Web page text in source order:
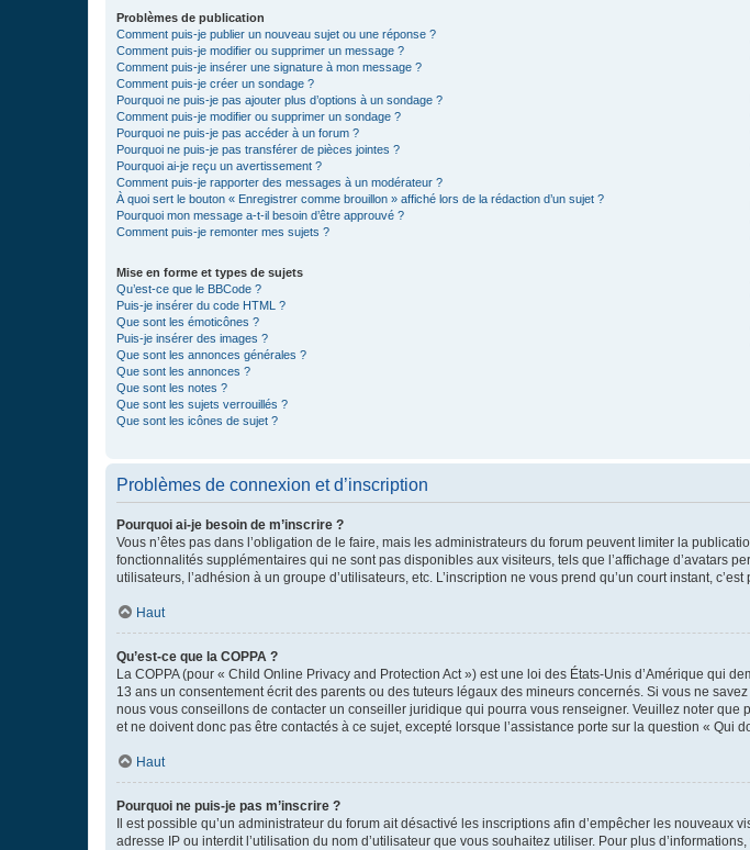
Problèmes de publication
Comment puis-je publier un nouveau sujet ou une réponse ?
Comment puis-je modifier ou supprimer un message ?
Comment puis-je insérer une signature à mon message ?
Comment puis-je créer un sondage ?
Pourquoi ne puis-je pas ajouter plus d’options à un sondage ?
Comment puis-je modifier ou supprimer un sondage ?
Pourquoi ne puis-je pas accéder à un forum ?
Pourquoi ne puis-je pas transférer de pièces jointes ?
Pourquoi ai-je reçu un avertissement ?
Comment puis-je rapporter des messages à un modérateur ?
À quoi sert le bouton « Enregistrer comme brouillon » affiché lors de la rédaction d’un sujet ?
Pourquoi mon message a-t-il besoin d’être approuvé ?
Comment puis-je remonter mes sujets ?
Mise en forme et types de sujets
Qu’est-ce que le BBCode ?
Puis-je insérer du code HTML ?
Que sont les émoticônes ?
Puis-je insérer des images ?
Que sont les annonces générales ?
Que sont les annonces ?
Que sont les notes ?
Que sont les sujets verrouillés ?
Que sont les icônes de sujet ?
Problèmes de connexion et d’inscription
Pourquoi ai-je besoin de m’inscrire ?
Vous n’êtes pas dans l’obligation de le faire, mais les administrateurs du forum peuvent limiter la
fonctionnalités supplémentaires qui ne sont pas disponibles aux visiteurs, tels que l’affichage d’avatars
utilisateurs, l’adhésion à un groupe d’utilisateurs, etc. L’inscription ne vous prend qu’un court instant,
Haut
Qu’est-ce que la COPPA ?
La COPPA (pour « Child Online Privacy and Protection Act ») est une loi des États-Unis d’Amérique qui
13 ans un consentement écrit des parents ou des tuteurs légaux des mineurs concernés. Si vous ne
nous vous conseillons de contacter un conseiller juridique qui pourra vous renseigner. Veuillez noter
et ne doivent donc pas être contactés à ce sujet, excepté lorsque l’assistance porte sur la question « Qui
Haut
Pourquoi ne puis-je pas m’inscrire ?
Il est possible qu’un administrateur du forum ait désactivé les inscriptions afin d’empêcher les nouveaux
adresse IP ou interdit l’utilisation du nom d’utilisateur que vous souhaitez utiliser. Pour plus